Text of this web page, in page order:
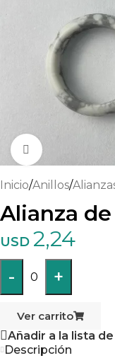
Haga clic
Inicio/Anillos/
Alianza
USD 2,24
- 0 +
Ver carrito
Añadir a la lista
Descripción